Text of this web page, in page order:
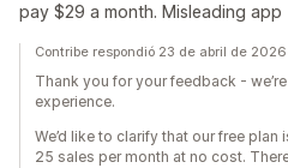
pay $29 a month. Misleading app
Contribe respondió 23 de abril de 2026
Thank you for your feedback -
experience.
We’d like to clarify that our free
25 sales per month at no cost.